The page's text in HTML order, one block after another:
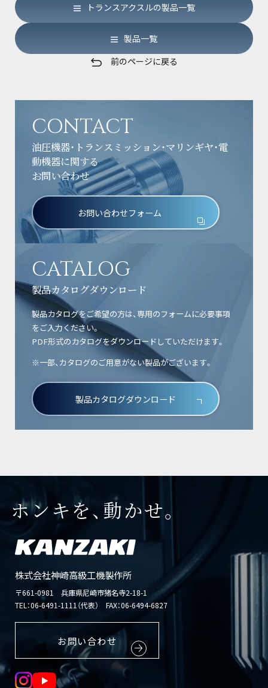
トランスアクスルの製品一覧
製品一覧
前のページに戻る
CONTACT
油圧機器・トランスミッション・マリンギヤ・電
動機器に関する
お問い合わせ
お問い合わせフォーム
CATALOG
製品カタログダウンロード
製品カタログをご希望の方は、専用のフォームに必要事項
をご入力ください。
PDF形式のカタログをダウンロードしていただけます。
※一部、カタログのご用意がない製品がございます。
製品カタログダウンロード
株式会社神崎高級工機製作所
〒661-0981 兵庫県尼崎市猪名寺2-18-1
TEL：06-6491-1111（代表） FAX：06-6494-6827
お問い合わせ
ホンキを、動かせ。